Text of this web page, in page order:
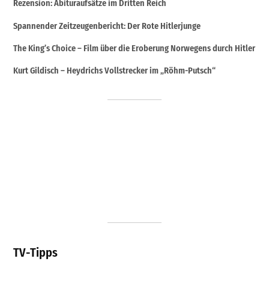
Rezension: Abituraufsätze im Dritten Reich
Spannender Zeitzeugenbericht: Der Rote Hitlerjunge
The King’s Choice – Film über die Eroberung Norwegens durch Hitler
Kurt Gildisch – Heydrichs Vollstrecker im „Röhm-Putsch“
TV-Tipps